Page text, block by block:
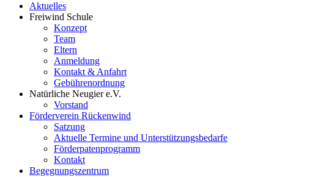
Aktuelles
Freiwind Schule
Konzept
Team
Eltern
Anmeldung
Kontakt & Anfahrt
Gebührenordnung
Natürliche Neugier e.V.
Vorstand
Förderverein Rückenwind
Satzung
Aktuelle Termine und Unterstützungsbedarfe
Förderpatenprogramm
Kontakt
Begegnungszentrum